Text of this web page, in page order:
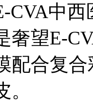
CVA中
奢望E-
配合复